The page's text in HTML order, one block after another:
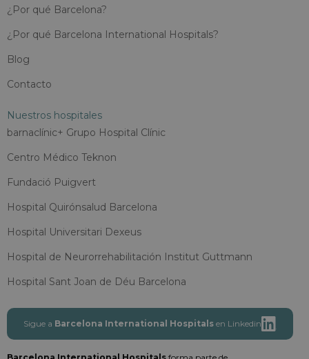
¿Por qué Barcelona?
¿Por qué Barcelona International Hospitals?
Blog
Contacto
Nuestros hospitales
barnaclínic+ Grupo Hospital Clínic
Centro Médico Teknon
Fundació Puigvert
Hospital Quirónsalud Barcelona
Hospital Universitari Dexeus
Hospital de Neurorrehabilitación Institut Guttmann
Hospital Sant Joan de Déu Barcelona
Sigue a Barcelona International Hospitals en Linkedin